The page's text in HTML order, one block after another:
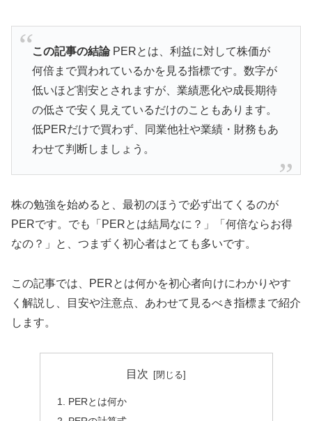
この記事の結論PERとは、利益に対して株価が
何倍まで買われているかを見る指標です。数字が
低いほど割安とされますが、業績悪化や成長期待
の低さで安く見えているだけのこともあります。
低PERだけで買わず、同業他社や業績・財務もあ
わせて判断しましょう。
株の勉強を始めると、最初のほうで必ず出てくるのが
PERです。でも「PERとは結局なに？」「何倍ならお得
なの？」と、つまずく初心者はとても多いです。
この記事では、PERとは何かを初心者向けにわかりやす
く解説し、目安や注意点、あわせて見るべき指標まで紹介
します。
目次
PERとは何か